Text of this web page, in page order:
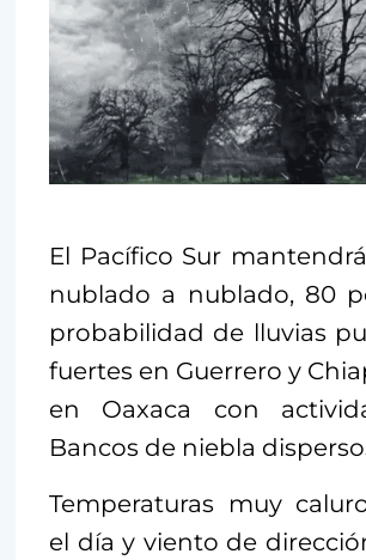
El Pacífico Sur
nublado a nublado, 80
probabilidad de lluvias
fuertes en Guerrero y
en Oaxaca con
Bancos de niebla
Temperaturas muy
el día y viento de